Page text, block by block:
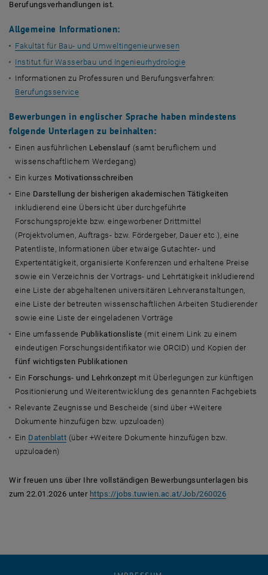
Berufungsverhandlungen ist.
Allgemeine Informationen:
Fakultät für Bau- und Umweltingenieurwesen
Institut für Wasserbau und Ingenieurhydrologie
Informationen zu Professuren und Berufungsverfahren:
Berufungsservice
Bewerbungen in englischer Sprache haben mindestens
folgende Unterlagen zu beinhalten:
Einen ausführlichen Lebenslauf (samt beruflichem und
wissenschaftlichem Werdegang)
Ein kurzes Motivationsschreiben
Eine Darstellung der bisherigen akademischen Tätigkeiten
inkludierend eine Übersicht über durchgeführte
Forschungsprojekte bzw. eingeworbener Drittmittel
(Projektvolumen, Auftrags- bzw. Fördergeber, Dauer etc.), eine
Patentliste, Informationen über etwaige Gutachter- und
Expertentätigkeit, organisierte Konferenzen und erhaltene Preise
sowie ein Verzeichnis der Vortrags- und Lehrtätigkeit inkludierend
eine Liste der abgehaltenen universitären Lehrveranstaltungen,
eine Liste der betreuten wissenschaftlichen Arbeiten Studierender
sowie eine Liste der eingeladenen Vorträge
Eine umfassende Publikationsliste (mit einem Link zu einem
eindeutigen Forschungsidentifikator wie ORCID) und Kopien der
fünf wichtigsten Publikationen
Ein Forschungs- und Lehrkonzept mit Überlegungen zur künftigen
Positionierung und Weiterentwicklung des genannten Fachgebiets
Relevante Zeugnisse und Bescheide (sind über +Weitere
Dokumente hinzufügen bzw. upzuloaden)
Ein Datenblatt (über +Weitere Dokumente hinzufügen bzw.
upzuloaden)
Wir freuen uns über Ihre vollständigen Bewerbungsunterlagen bis
zum 22.01.2026 unter https://jobs.tuwien.ac.at/Job/260026, öffnet